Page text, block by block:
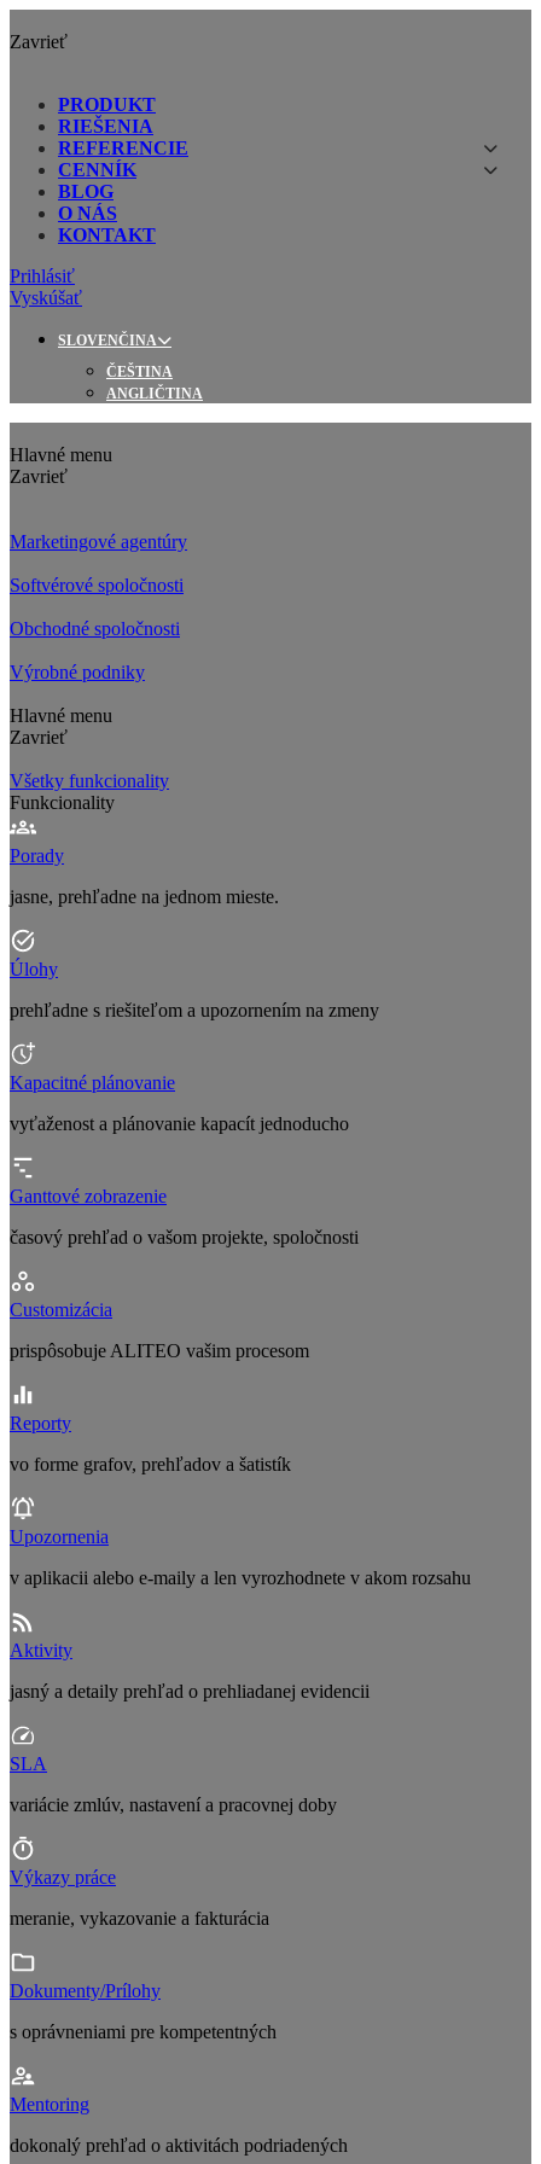
Zavrieť
PRODUKT
RIEŠENIA
REFERENCIE
CENNÍK
BLOG
O NÁS
KONTAKT
Prihlásiť
Vyskúšať
SLOVENČINA
ČEŠTINA
ANGLIČTINA
Hlavné menu
Zavrieť
Marketingové agentúry
Softvérové spoločnosti
Obchodné spoločnosti
Výrobné podniky
Hlavné menu
Zavrieť
Všetky funkcionality
Funkcionality
Porady
jasne, prehľadne na jednom mieste.
Úlohy
prehľadne s riešiteľom a upozornením na zmeny
Kapacitné plánovanie
vyťaženost a plánovanie kapacít jednoducho
Ganttové zobrazenie
časový prehľad o vašom projekte, spoločnosti
Customizácia
prispôsobuje ALITEO vašim procesom
Reporty
vo forme grafov, prehľadov a šatistík
Upozornenia
v aplikacii alebo e-maily a len vyrozhodnete v akom rozsahu
Aktivity
jasný a detaily prehľad o prehliadanej evidencii
SLA
variácie zmlúv, nastavení a pracovnej doby
Výkazy práce
meranie, vykazovanie a fakturácia
Dokumenty/Prílohy
s oprávneniami pre kompetentných
Mentoring
dokonalý prehľad o aktivitách podriadených